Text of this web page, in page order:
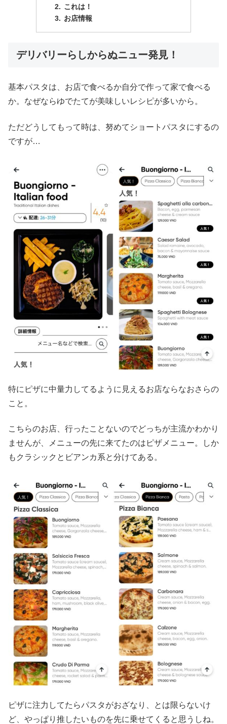
これは！
お店情報
デリバリーらしからぬニュー発見！
基本パスタは、お店で食べるか自分で作って家で食べる
か。なぜならゆでたてが美味しいレシピが多いから。
ただどうしてもって時は、努めてショートパスタにするの
ですが…
特にピザに中量力してるように見えるお店ならなおさらの
こと。
こちらのお店、行ったことないのでどっちが主流かわかり
ませんが、メニューの先に来てたのはピザメニュー。しか
もクラシックとビアンカ系と分けてある。
ピザに注力してたらパスタがおざなり、とは限らないけ
ど、やっぱり推したいものを先に乗せてくると思うしね。